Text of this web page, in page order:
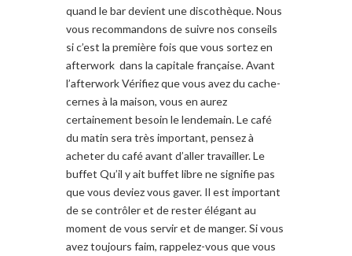
quand le bar devient une discothèque. Nous
vous recommandons de suivre nos conseils
si c’est la première fois que vous sortez en
afterwork dans la capitale française. Avant
l’afterwork Vérifiez que vous avez du cache-
cernes à la maison, vous en aurez
certainement besoin le lendemain. Le café
du matin sera très important, pensez à
acheter du café avant d’aller travailler. Le
buffet Qu’il y ait buffet libre ne signifie pas
que vous deviez vous gaver. Il est important
de se contrôler et de rester élégant au
moment de vous servir et de manger. Si vous
avez toujours faim, rappelez-vous que vous